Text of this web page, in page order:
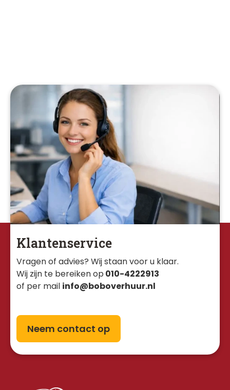
Klantenservice
Vragen of advies? Wij staan voor u klaar.
Wij zijn te bereiken op 010-4222913
of per mail info@boboverhuur.nl
Neem contact op